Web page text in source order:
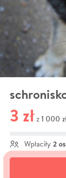
3 zł z 1 000
Wpłaciły 2